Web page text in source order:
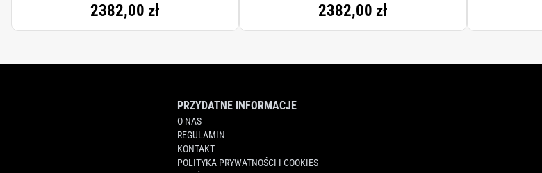
2382,00 zł 2382,00 zł
PRZYDATNE INFORMACJE
O NAS
REGULAMIN
KONTAKT
POLITYKA PRYWATNOŚCI I COOKIES